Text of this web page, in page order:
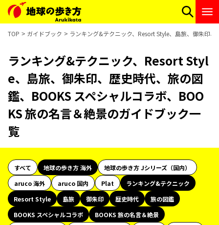
TOP ガイドブック ランキング&テクニック、Resort Style、島旅、御朱印
ランキング&テクニック、Resort Styl
e、島旅、御朱印、歴史時代、旅の図
鑑、BOOKS スペシャルコラボ、BOO
KS 旅の名言＆絶景のガイドブック一
覧
すべて 地球の歩き方 海外
地球の歩き方 Jシリーズ（国内）
aruco 海外
aruco 国内 Plat
ランキング&テクニック
Resort Style
島旅 御朱印 歴史時代
旅の図鑑
BOOKS スペシャルコラボ
BOOKS 旅の名言＆絶景